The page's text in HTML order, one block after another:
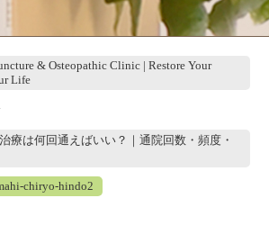
& Osteopathic Clinic | Restore Your
Life
療は何回通えばいい？｜通院回数・頻度・
chiryo-hindo2